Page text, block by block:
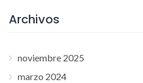
Archivos
noviembre 2025
marzo 2024